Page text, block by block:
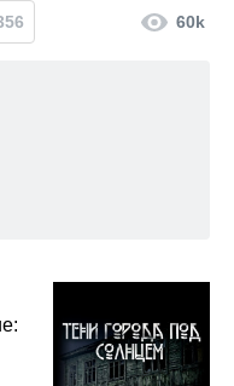
60k